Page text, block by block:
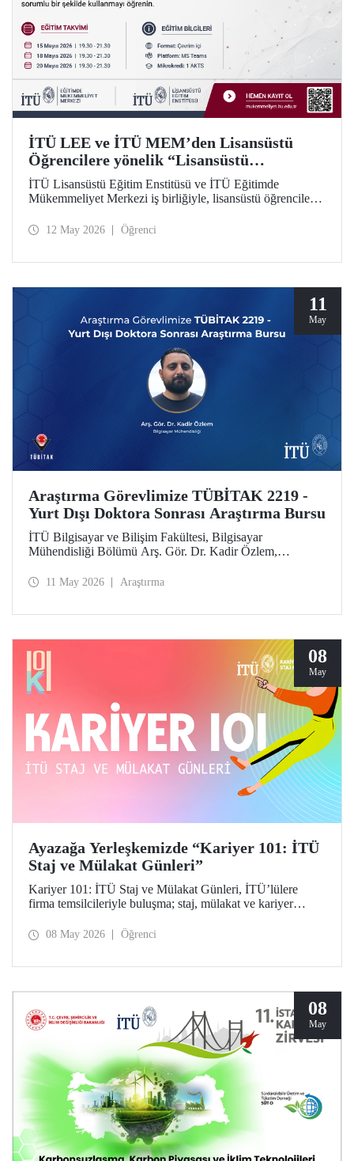
İTÜ LEE ve İTÜ MEM’den Lisansüstü
Öğrencilere yönelik “Lisansüstü
Araştırmalarda Yapay Zekânın Sorumlu
Kullanımı” Eğitim Dizisi
İTÜ Lisansüstü Eğitim Enstitüsü ve İTÜ Eğitimde
Mükemmeliyet Merkezi iş birliğiyle, lisansüstü öğrenciler
sorumlu kullanımına odaklanan 5 modüllü yeni bir eğitim
ise 2026–2027 Güz döneminde uygulanacak.
12 May 2026 Öğrenci
11
May
Araştırma Görevlimize TÜBİTAK 2219 -
Yurt Dışı Doktora Sonrası Araştırma Bursu
İTÜ Bilgisayar ve Bilişim Fakültesi, Bilgisayar
Mühendisliği Bölümü Arş. Gör. Dr. Kadir Özlem,
Burs Programı kapsamında desteklenmeye layık görüldü.
11 May 2026 Araştırma
08
May
Ayazağa Yerleşkemizde “Kariyer 101: İTÜ
Staj ve Mülakat Günleri”
Kariyer 101: İTÜ Staj ve Mülakat Günleri, İTÜ’lülere
firma temsilcileriyle buluşma; staj, mülakat ve kariyer
08 May 2026 Öğrenci
08
May